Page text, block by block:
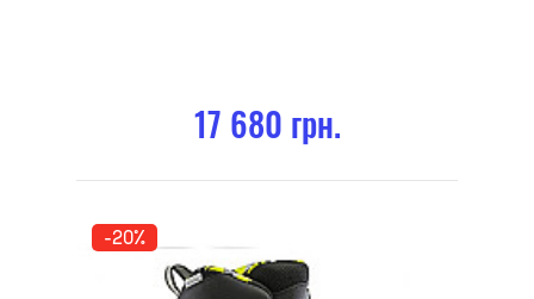
17 680 грн.
-20%